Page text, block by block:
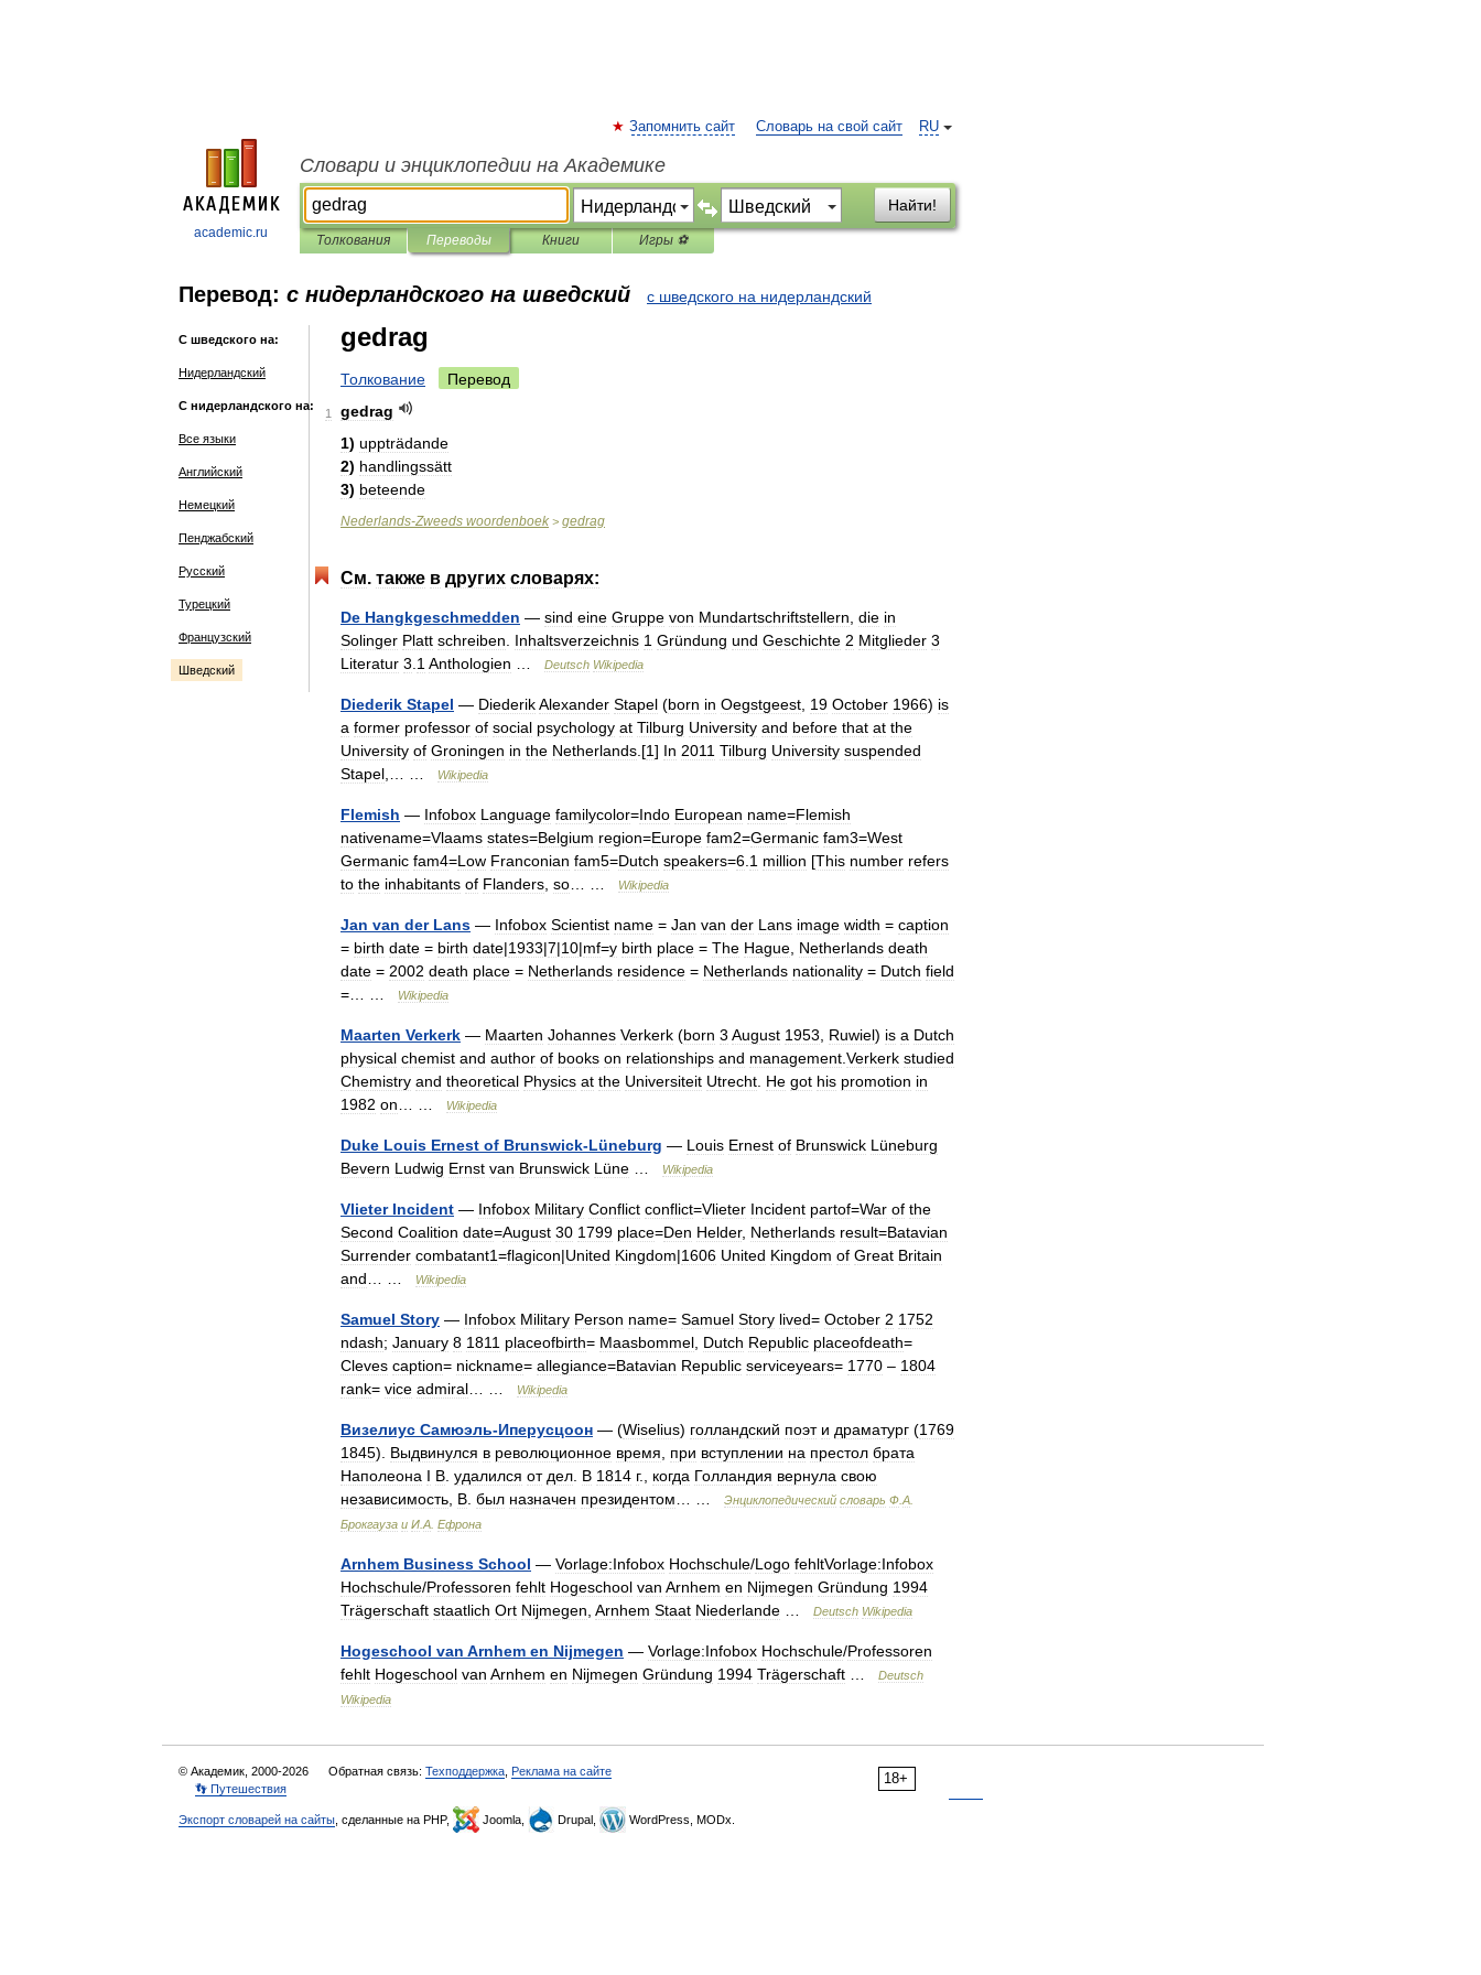
academic.ru
RU
Запомнить сайт Словарь на свой сайт
Словари и энциклопедии на Академике
Найти!
Толкования Переводы Книги Игры ⚽
Перевод: с нидерландского на шведский с шведского на нидерландский
С шведского на:
Нидерландский
С нидерландского на:
Все языки
Английский
Немецкий
Пенджабский
Русский
Турецкий
Французский
Шведский
gedrag
Толкование Перевод
1
gedrag
1) uppträdande
2) handlingssätt
3) beteende
Nederlands-Zweeds woordenboek > gedrag
См. также в других словарях:
De Hangkgeschmedden — sind eine Gruppe von Mundartschriftstellern die in
Solinger Platt schreiben Inhaltsverzeichnis 1 Gründung und Geschichte 2 Mitglieder 3
Literatur 3 1 Anthologien Deutsch Wikipedia
Diederik Stapel — DiederikAlexander Stapel (born in Oegstgeest 19 October 1966) is
a former professor of social psychology at Tilburg University and before that at the
University of Groningen in the Netherlands .[1] In 2011 Tilburg University suspended
Stapel
Wikipedia
Flemish — Infobox Language familycolor=Indo European name=Flemish
nativename=Vlaams states=Belgium region=Europe fam2=Germanic fam3=West
Germanic fam4=Low Franconian fam5=Dutch speakers=6 1 million [This number refers
to the inhabitants of Flanders so Wikipedia
Jan van der Lans — Infobox Scientist name = Jan van der Lans image width = caption
= birth date = birth date|1933|7|10|mf=y birth place = The Hague Netherlands death
date = 2002 death place = Netherlands residence = Netherlands nationality = Dutch field
=… …
Wikipedia
Maarten Verkerk — Maarten Johannes Verkerk (born 3 August 1953 Ruwiel) is a Dutch
physical chemist and author of books on relationships and management Verkerk studied
Chemistry and theoretical Physics at the Universiteit Utrecht He got his promotion in
1982 on Wikipedia
Duke Louis Ernest of Brunswick-Lüneburg — Louis Ernest of Brunswick Lüneburg
Bevern Ludwig Ernst van Brunswick Lüne Wikipedia
Vlieter Incident — Infobox Military Conflict conflict=Vlieter Incident partof=War of the
Second Coalition date=August 30 1799 place=Den Helder, Netherlands result=Batavian
Surrender combatant1=flagicon|United Kingdom|1606 United Kingdom of Great Britain
and
Wikipedia
Samuel Story — Infobox Military Person name= Samuel Story lived= October 2 1752
ndash; January 8 1811 placeofbirth= Maasbommel Dutch Republic placeofdeath=
Cleves caption= nickname= allegiance=Batavian Republic serviceyears= 1770 – 1804
rank= vice admiral Wikipedia
Визелиус Самюэль-Иперусцоон — (Wiselius) голландский поэт и драматург (1769
1845). Выдвинулся в революционное время при вступлении на престол брата
Наполеона I В удалился от дел В 1814 г., когда Голландия вернула свою
независимость В был назначен президентом Энциклопедический словарь Ф А
Брокгауза и И А Ефрона
Arnhem Business School — Vorlage:Infobox Hochschule/Logo fehltVorlage:Infobox
Hochschule/Professoren fehlt Hogeschool van Arnhem en Nijmegen Gründung 1994
Trägerschaft staatlich Ort Nijmegen Arnhem Staat Niederlande Deutsch Wikipedia
Hogeschool van Arnhem en Nijmegen — Vorlage:Infobox Hochschule/Professoren
fehlt Hogeschool van Arnhem en Nijmegen Gründung 1994 Trägerschaft
Deutsch
Wikipedia
18+
© Академик, 2000-2026 Обратная связь: Техподдержка Реклама на сайте
👣 Путешествия
Экспорт словарей на сайты , сделанные на PHP, Joomla, Drupal, WordPress, MODx.